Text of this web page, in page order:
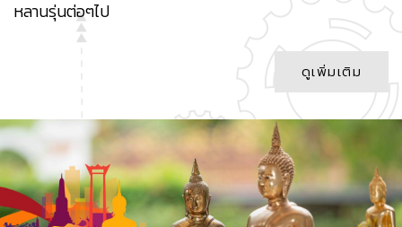
หลานรุ่นต่อๆไป
ดูเพิ่มเติม